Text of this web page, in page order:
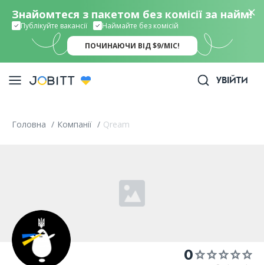
Знайомтеся з пакетом без комісії за найм!
Публікуйте вакансії Наймайте без комісій
ПОЧИНАЮЧИ ВІД $9/МІС!
УВІЙТИ
Головна / Компанії / Qream
0